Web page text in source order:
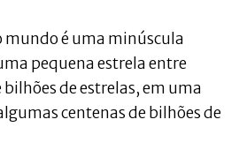
mundo ​​é uma minúscula
pequena estrela entre
de estrelas, em uma
centenas de bilhões de